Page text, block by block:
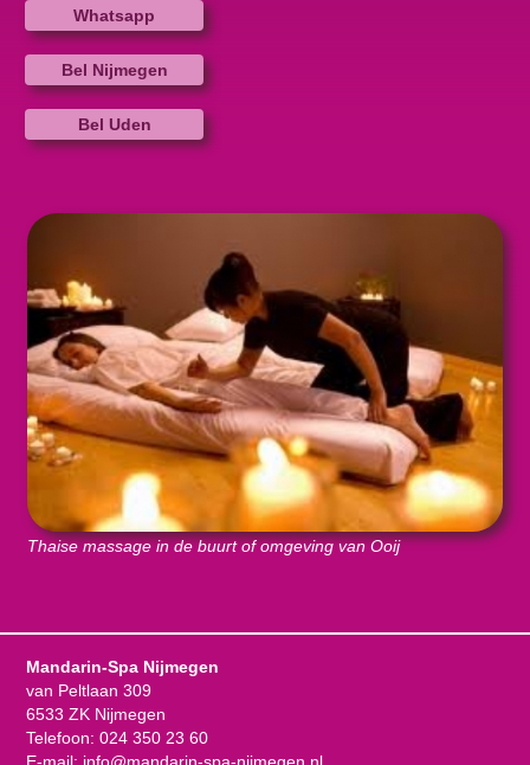
Whatsapp
Bel Nijmegen
Bel Uden
Thaise massage in de buurt of omgeving van Ooij
Mandarin-Spa Nijmegen
van Peltlaan 309
6533 ZK Nijmegen
Telefoon: 024 350 23 60